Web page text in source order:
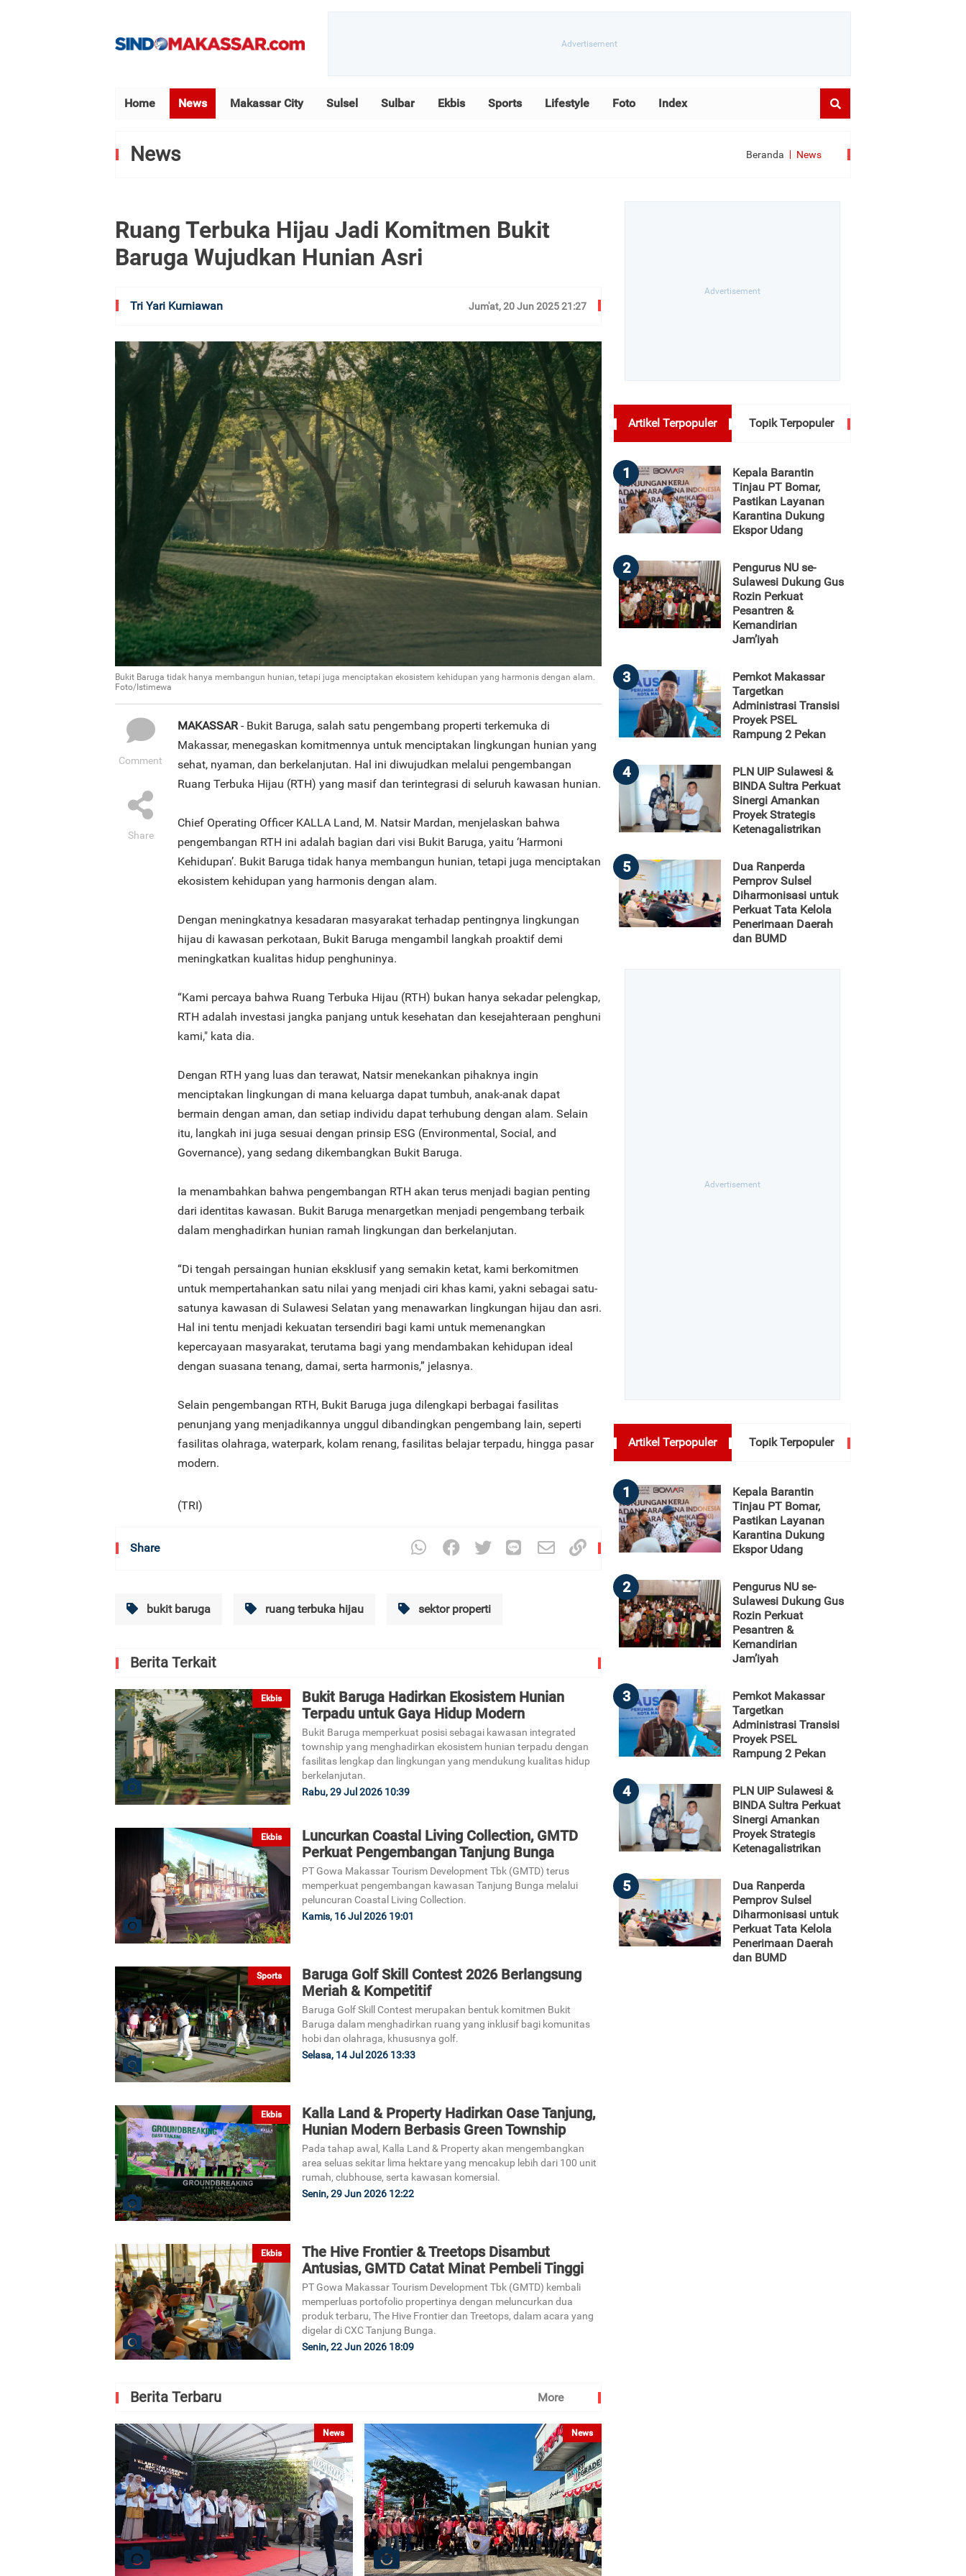
Home News Makassar City Sulsel Sulbar Ekbis Sports Lifestyle Foto Index
News Beranda News
Ruang Terbuka Hijau Jadi Komitmen Bukit
Baruga Wujudkan Hunian Asri
Tri Yari Kurniawan Jum'at, 20 Jun 2025 21:27
Bukit Baruga tidak hanya membangun hunian, tetapi juga menciptakan ekosistem kehidupan yang harmonis dengan alam.
Foto/Istimewa
Comment
Share
MAKASSAR- Bukit Baruga, salah satu pengembang properti terkemuka di
Makassar, menegaskan komitmennya untuk menciptakan lingkungan hunian yang
sehat, nyaman, dan berkelanjutan. Hal ini diwujudkan melalui pengembangan
Ruang Terbuka Hijau (RTH) yang masif dan terintegrasi di seluruh kawasan hunian.
Chief Operating Officer KALLA Land, M. Natsir Mardan, menjelaskan bahwa
pengembangan RTH ini adalah bagian dari visi Bukit Baruga, yaitu ‘Harmoni
Kehidupan’. Bukit Baruga tidak hanya membangun hunian, tetapi juga menciptakan
ekosistem kehidupan yang harmonis dengan alam.
Dengan meningkatnya kesadaran masyarakat terhadap pentingnya lingkungan
hijau di kawasan perkotaan, Bukit Baruga mengambil langkah proaktif demi
meningkatkan kualitas hidup penghuninya.
“Kami percaya bahwa Ruang Terbuka Hijau (RTH) bukan hanya sekadar pelengkap,
RTH adalah investasi jangka panjang untuk kesehatan dan kesejahteraan penghuni
kami," kata dia.
Dengan RTH yang luas dan terawat, Natsir menekankan pihaknya ingin
menciptakan lingkungan di mana keluarga dapat tumbuh, anak-anak dapat
bermain dengan aman, dan setiap individu dapat terhubung dengan alam. Selain
itu, langkah ini juga sesuai dengan prinsip ESG (Environmental, Social, and
Governance), yang sedang dikembangkan Bukit Baruga.
Ia menambahkan bahwa pengembangan RTH akan terus menjadi bagian penting
dari identitas kawasan. Bukit Baruga menargetkan menjadi pengembang terbaik
dalam menghadirkan hunian ramah lingkungan dan berkelanjutan.
“Di tengah persaingan hunian eksklusif yang semakin ketat, kami berkomitmen
untuk mempertahankan satu nilai yang menjadi ciri khas kami, yakni sebagai satu-
satunya kawasan di Sulawesi Selatan yang menawarkan lingkungan hijau dan asri.
Hal ini tentu menjadi kekuatan tersendiri bagi kami untuk memenangkan
kepercayaan masyarakat, terutama bagi yang mendambakan kehidupan ideal
dengan suasana tenang, damai, serta harmonis,” jelasnya.
Selain pengembangan RTH, Bukit Baruga juga dilengkapi berbagai fasilitas
penunjang yang menjadikannya unggul dibandingkan pengembang lain, seperti
fasilitas olahraga, waterpark, kolam renang, fasilitas belajar terpadu, hingga pasar
modern.
(TRI)
Share
bukit baruga ruang terbuka hijau sektor properti
Berita Terkait
Ekbis
Bukit Baruga Hadirkan Ekosistem Hunian
Terpadu untuk Gaya Hidup Modern
Bukit Baruga memperkuat posisi sebagai kawasan integrated
township yang menghadirkan ekosistem hunian terpadu dengan
fasilitas lengkap dan lingkungan yang mendukung kualitas hidup
berkelanjutan.
Rabu, 29 Jul 2026 10:39
Ekbis
Luncurkan Coastal Living Collection, GMTD
Perkuat Pengembangan Tanjung Bunga
PT Gowa Makassar Tourism Development Tbk (GMTD) terus
memperkuat pengembangan kawasan Tanjung Bunga melalui
peluncuran Coastal Living Collection.
Kamis, 16 Jul 2026 19:01
Sports
Baruga Golf Skill Contest 2026 Berlangsung
Meriah & Kompetitif
Baruga Golf Skill Contest merupakan bentuk komitmen Bukit
Baruga dalam menghadirkan ruang yang inklusif bagi komunitas
hobi dan olahraga, khususnya golf.
Selasa, 14 Jul 2026 13:33
Ekbis
Kalla Land & Property Hadirkan Oase Tanjung,
Hunian Modern Berbasis Green Township
Pada tahap awal, Kalla Land & Property akan mengembangkan
area seluas sekitar lima hektare yang mencakup lebih dari 100 unit
rumah, clubhouse, serta kawasan komersial.
Senin, 29 Jun 2026 12:22
Ekbis
The Hive Frontier & Treetops Disambut
Antusias, GMTD Catat Minat Pembeli Tinggi
PT Gowa Makassar Tourism Development Tbk (GMTD) kembali
memperluas portofolio propertinya dengan meluncurkan dua
produk terbaru, The Hive Frontier dan Treetops, dalam acara yang
digelar di CXC Tanjung Bunga.
Senin, 22 Jun 2026 18:09
Berita Terbaru More
News News
Artikel Terpopuler Topik Terpopuler
1
Kepala Barantin
Tinjau PT Bomar,
Pastikan Layanan
Karantina Dukung
Ekspor Udang
2
Pengurus NU se-
Sulawesi Dukung Gus
Rozin Perkuat
Pesantren &
Kemandirian
Jam’iyah
3
Pemkot Makassar
Targetkan
Administrasi Transisi
Proyek PSEL
Rampung 2 Pekan
4
PLN UIP Sulawesi &
BINDA Sultra Perkuat
Sinergi Amankan
Proyek Strategis
Ketenagalistrikan
5
Dua Ranperda
Pemprov Sulsel
Diharmonisasi untuk
Perkuat Tata Kelola
Penerimaan Daerah
dan BUMD
Artikel Terpopuler Topik Terpopuler
1
Kepala Barantin
Tinjau PT Bomar,
Pastikan Layanan
Karantina Dukung
Ekspor Udang
2
Pengurus NU se-
Sulawesi Dukung Gus
Rozin Perkuat
Pesantren &
Kemandirian
Jam’iyah
3
Pemkot Makassar
Targetkan
Administrasi Transisi
Proyek PSEL
Rampung 2 Pekan
4
PLN UIP Sulawesi &
BINDA Sultra Perkuat
Sinergi Amankan
Proyek Strategis
Ketenagalistrikan
5
Dua Ranperda
Pemprov Sulsel
Diharmonisasi untuk
Perkuat Tata Kelola
Penerimaan Daerah
dan BUMD